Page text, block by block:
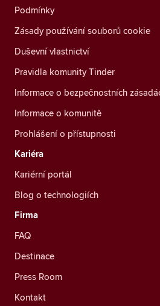
Podmínky
Zásady používání souborů cookie
Duševní vlastnictví
Pravidla komunity Tinder
Informace o bezpečnostních
Informace o komunitě
Prohlášení o přístupnosti
Kariéra
Kariérní portál
Blog o technologiích
Firma
FAQ
Destinace
Press Room
Kontakt